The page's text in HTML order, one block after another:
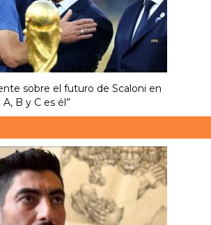
sobre el futuro de Scaloni en
B y C es él”